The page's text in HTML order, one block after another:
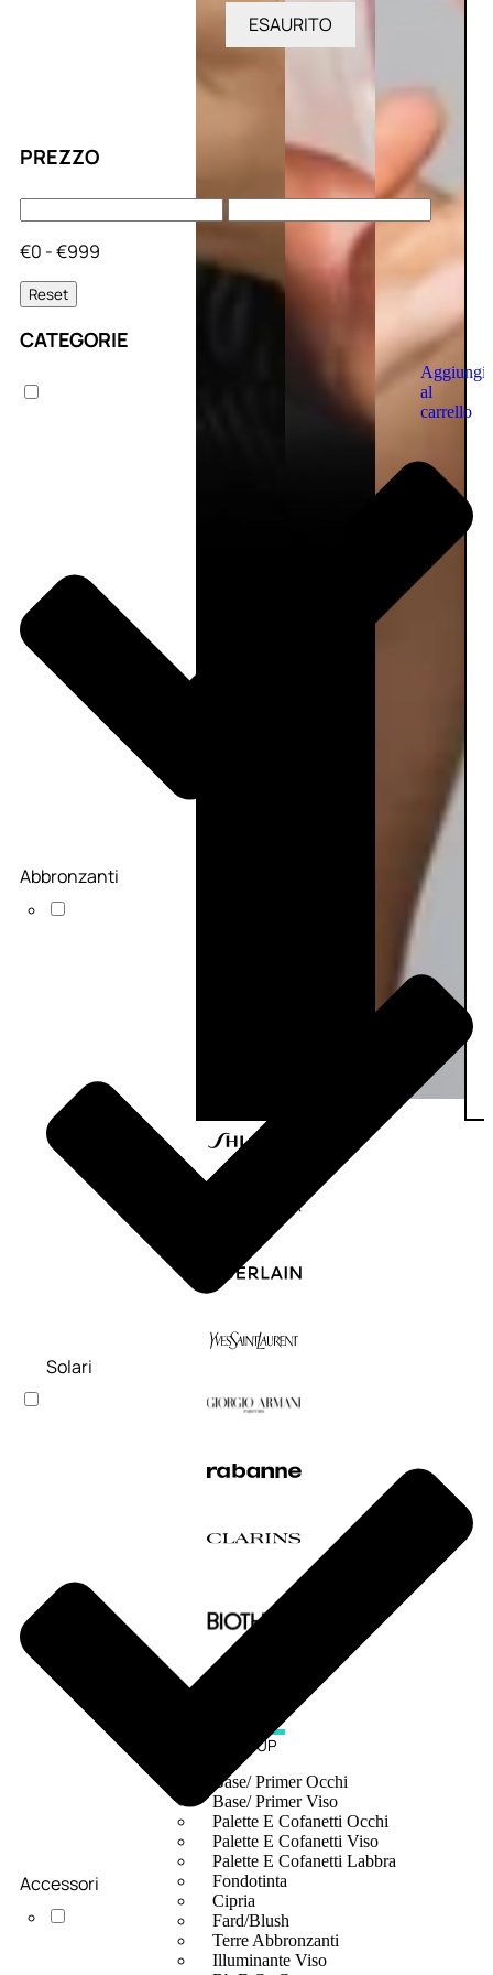
Aggiungi
al
carrello
MAKE UP
Base/ Primer Occhi
Base/ Primer Viso
Palette E Cofanetti Occhi
Palette E Cofanetti Viso
Palette E Cofanetti Labbra
Fondotinta
Cipria
Fard/Blush
Terre Abbronzanti
Illuminante Viso
PREZZO
€0 - €999
Reset
CATEGORIE
Abbronzanti
Solari
Accessori
ESAURITO